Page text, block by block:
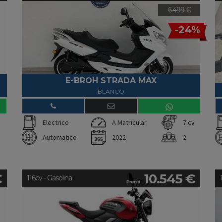
6.499 €
-24%
E-BROH STRADA MAX
BLANCO
Electrico A Matricular
7 cv
Automatico
2022 2
Precio: 10.545 €
116cv - Gasolina